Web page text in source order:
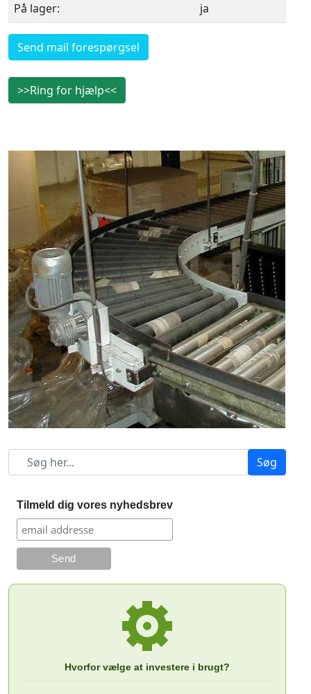
På lager:
ja
Send mail forespørgsel
>>Ring for hjælp<<
Søg
Tilmeld dig vores nyhedsbrev
Hvorfor vælge at investere i brugt?